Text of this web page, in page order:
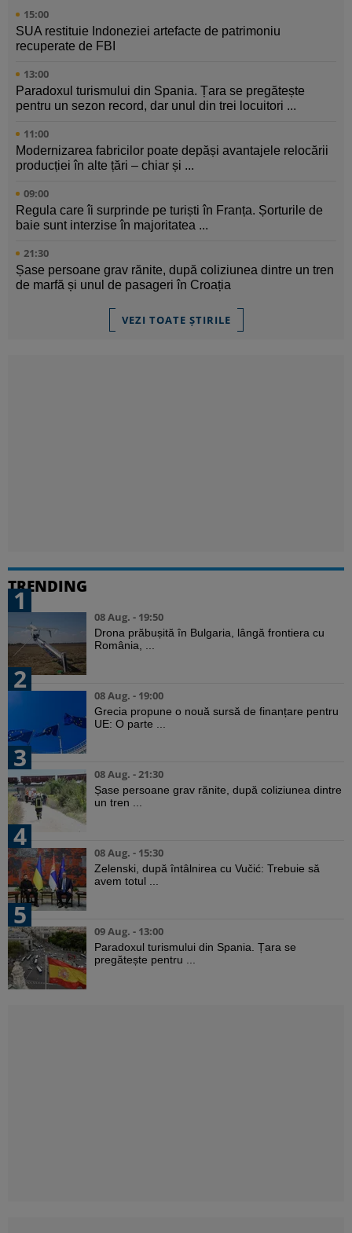
15:00
SUA restituie Indoneziei artefacte de patrimoniu
recuperate de FBI
13:00
Paradoxul turismului din Spania. Țara se pregătește
pentru un sezon record, dar unul din trei locuitori ...
11:00
Modernizarea fabricilor poate depăși avantajele relocării
producției în alte țări – chiar și ...
09:00
Regula care îi surprinde pe turiști în Franța. Șorturile de
baie sunt interzise în majoritatea ...
21:30
Șase persoane grav rănite, după coliziunea dintre un tren
de marfă și unul de pasageri în Croația
VEZI TOATE ȘTIRILE
TRENDING
1
08 Aug. - 19:50
Drona prăbușită în Bulgaria, lângă frontiera cu
România, ...
2
08 Aug. - 19:00
Grecia propune o nouă sursă de finanțare pentru
UE: O parte ...
3
08 Aug. - 21:30
Șase persoane grav rănite, după coliziunea dintre
un tren ...
4
08 Aug. - 15:30
Zelenski, după întâlnirea cu Vučić: Trebuie să
avem totul ...
5
09 Aug. - 13:00
Paradoxul turismului din Spania. Țara se
pregătește pentru ...